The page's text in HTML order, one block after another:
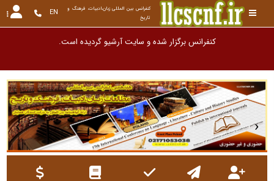
تاریخ
EN
کنفرانس برگزار شده و سایت آرشیو گردیده است. این سایت به عنوان آرشیو نگ
‹ ›